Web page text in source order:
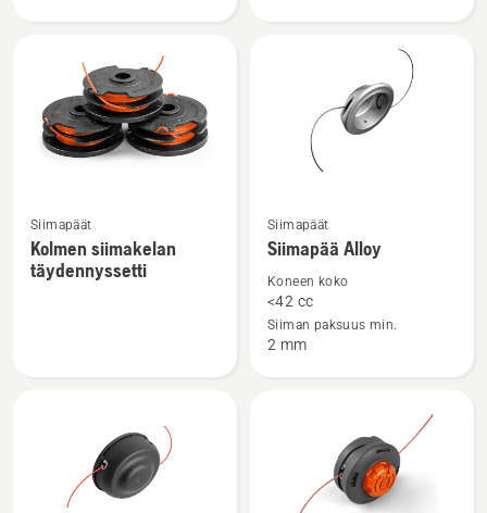
Katso
lisätietoja
tuotteesta
Siimapäät
Kolmen siimakelan
täydennyssetti
Katso
lisätietoja
Siimapää
Alloy
Siimapäät
Siimapää Alloy
Koneen koko
<42 cc
Siiman paksuus min.
2 mm